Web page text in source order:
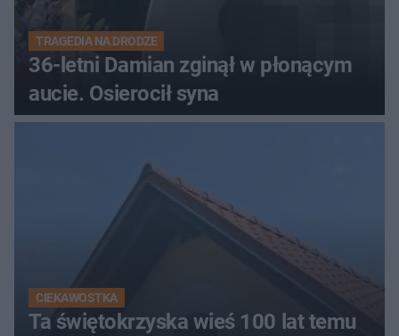
TRAGEDIA NA DRODZE
36-letni Damian zginął w płonącym
aucie. Osierocił syna
CIEKAWOSTKA
Ta świętokrzyska wieś 100 lat temu